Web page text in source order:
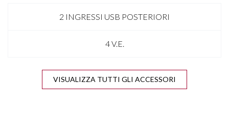
2 INGRESSI USB POSTERIORI
4 V.E.
ANTENNA SHARK
VISUALIZZA TUTTI GLI ACCESSORI